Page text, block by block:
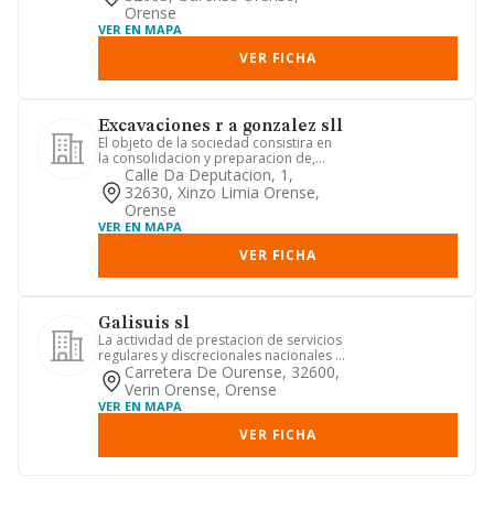
Orense
VER EN MAPA
VER FICHA
Excavaciones r a gonzalez sll
El objeto de la sociedad consistira en
la consolidacion y preparacion de,
terrenos para la construc...
Calle Da Deputacion, 1,
32630, Xinzo Limia Orense,
Orense
VER EN MAPA
VER FICHA
Galisuis sl
La actividad de prestacion de servicios
regulares y discrecionales nacionales e
internacionales de ...
Carretera De Ourense, 32600,
Verin Orense, Orense
VER EN MAPA
VER FICHA